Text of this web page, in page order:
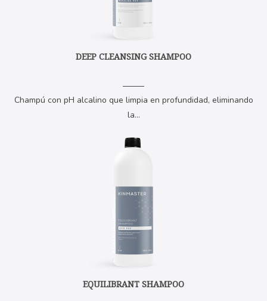
DEEP CLEANSING SHAMPOO
Champú con pH alcalino que limpia en profundidad, eliminando
la...
EQUILIBRANT SHAMPOO